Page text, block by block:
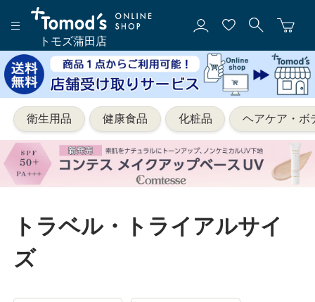
トモズ蒲田店
衛生用品 健康食品 化粧品 ヘアケア・ボ
トラベル・トライアルサイ
ズ